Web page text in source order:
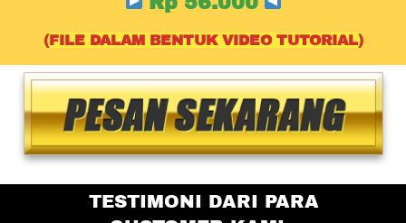
(FILE DALAM BENTUK VIDEO TUTORIAL)